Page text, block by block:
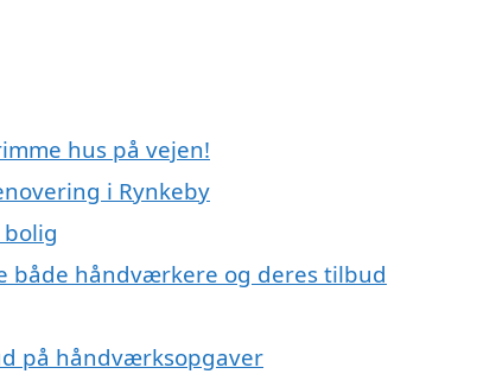
hus på vejen!
i Rynkeby
både håndværkere og deres tilbud
på håndværksopgaver